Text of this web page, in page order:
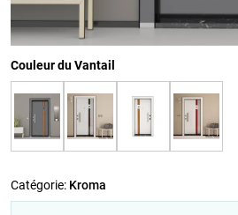
Couleur du Vantail
Catégorie: Kroma